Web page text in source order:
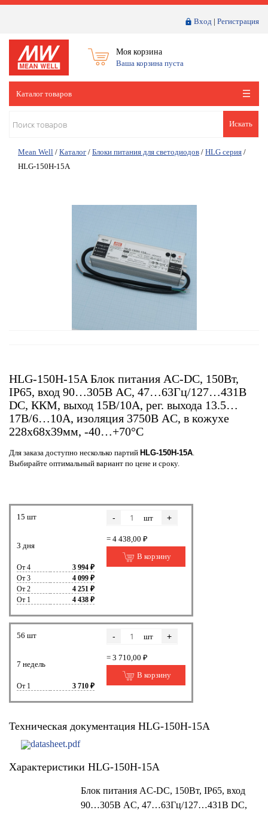
Вход | Регистрация
Моя корзина
Ваша корзина пуста
Каталог товаров
Искать
Mean Well / Каталог / Блоки питания для светодиодов / HLG серия /
HLG-150H-15A
HLG-150H-15A Блок питания AC-DC, 150Вт,
IP65, вход 90…305В AC, 47…63Гц/127…431В
DC, ККМ, выход 15В/10А, рег. выхода 13.5…
17В/6…10A, изоляция 3750В AC, в кожухе
228х68х39мм, -40…+70°С
Для заказа доступно несколько партий HLG-150H-15A
Выбирайте оптимальный вариант по цене и сроку.
15 шт
3 дня
От 4
3 994 ₽
От 3
4 099 ₽
От 2
4 251 ₽
От 1
4 438 ₽
- шт +
= 4 438,00 ₽
В корзину
56 шт
7 недель
От 1 3 710 ₽
- шт +
= 3 710,00 ₽
В корзину
Техническая документация HLG-150H-15A
datasheet.pdf
Характеристики HLG-150H-15A
Блок питания AC-DC, 150Вт, IP65, вход
90…305В AC, 47…63Гц/127…431В DC,